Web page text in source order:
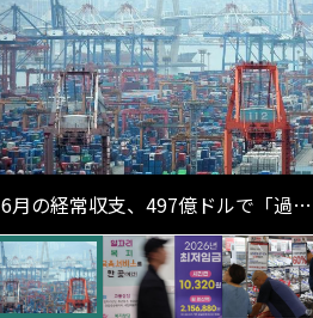
6月の経常収支、497億ドルで「過去
最大」…輸出が初の1000億ドル突破